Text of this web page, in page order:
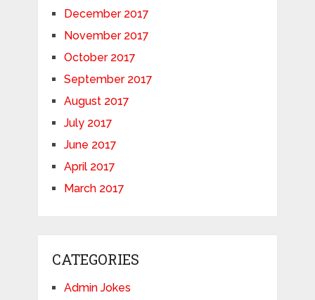
December 2017
November 2017
October 2017
September 2017
August 2017
July 2017
June 2017
April 2017
March 2017
CATEGORIES
Admin Jokes